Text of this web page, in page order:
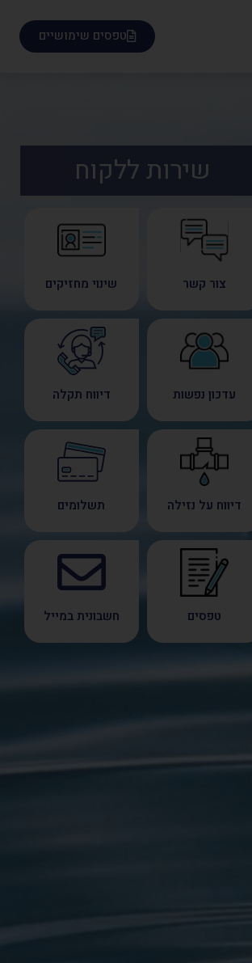
טפסים שימושיים
שירות ללקוח
צור קשר
עדכון נפשות
דיווח על נזילה
טפסים
שינוי מחזיקים
דיווח תקלה
תשלומים
חשבונית במייל